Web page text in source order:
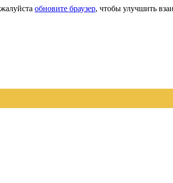
обновите браузер, чтобы улучшить